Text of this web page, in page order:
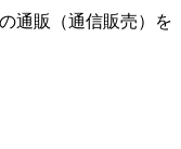
通販（通信販売）を